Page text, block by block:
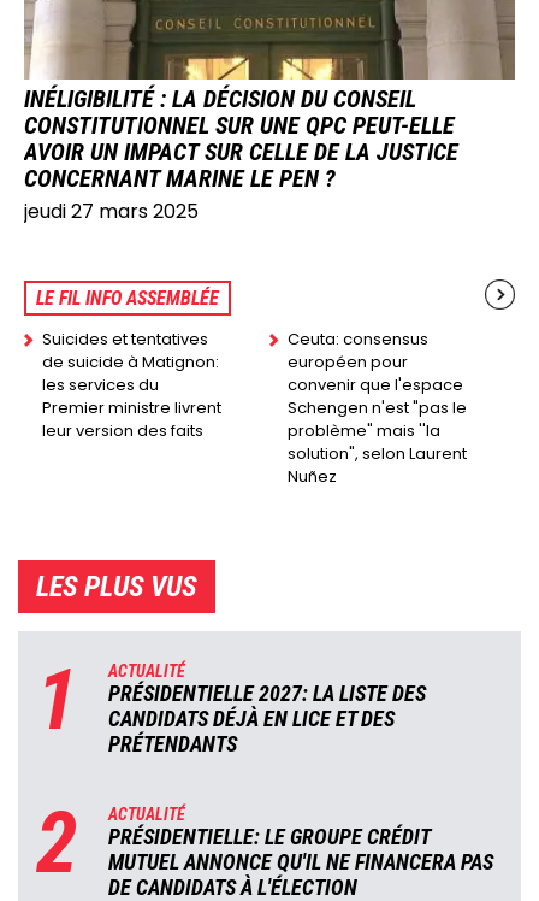
INÉLIGIBILITÉ : LA DÉCISION DU CONSEIL
CONSTITUTIONNEL SUR UNE QPC PEUT-ELLE
AVOIR UN IMPACT SUR CELLE DE LA JUSTICE
CONCERNANT MARINE LE PEN ?
jeudi 27 mars 2025
LE FIL INFO ASSEMBLÉE
Suicides et tentatives
de suicide à Matignon:
les services du
Premier ministre livrent
leur version des faits
Ceuta: consensus
européen pour
convenir que l'espace
Schengen n'est "pas le
problème" mais ''la
solution", selon Laurent
Nuñez
LES PLUS VUS
1 ACTUALITÉ
PRÉSIDENTIELLE 2027: LA LISTE DES
CANDIDATS DÉJÀ EN LICE ET DES
PRÉTENDANTS
2 ACTUALITÉ
PRÉSIDENTIELLE: LE GROUPE CRÉDIT
MUTUEL ANNONCE QU'IL NE FINANCERA PAS
DE CANDIDATS À L'ÉLECTION